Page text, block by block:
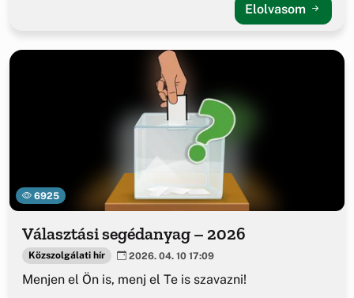
Elolvasom
6925
Választási segédanyag – 2026
Közszolgálati hír 2026. 04. 10 17:09
Menjen el Ön is, menj el Te is szavazni!